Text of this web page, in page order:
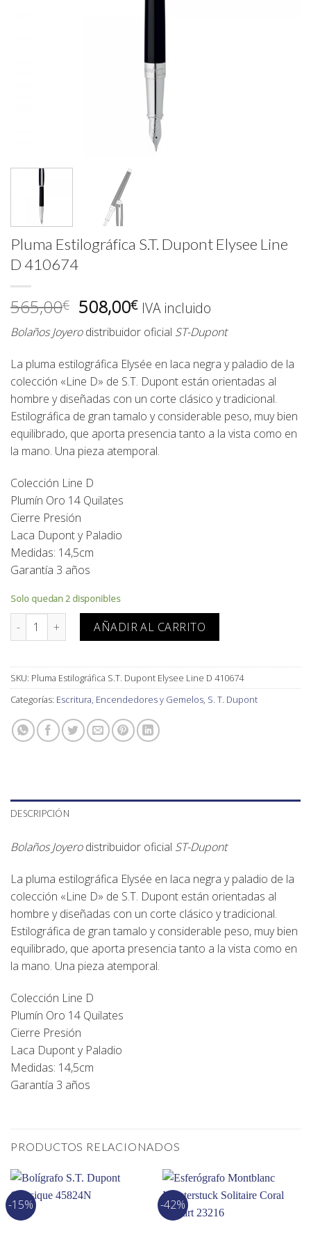
Pluma Estilográfica S.T. Dupont Elysee Line
D 410674
565,00€ El
precio
original
era:
565,00€.
508,00€El
precio
actual
es:
508,00€.
IVA incluido
Bolaños Joyerodistribuidor oficial ST-Dupont
La pluma estilográfica Elysée en laca negra y paladio de la
colección «Line D» de S.T. Dupont están orientadas al
hombre y diseñadas con un corte clásico y tradicional.
Estilográfica de gran tamalo y considerable peso, muy bien
equilibrado, que aporta presencia tanto a la vista como en
la mano. Una pieza atemporal.
Colección Line D
Plumín Oro 14 Quilates
Cierre Presión
Laca Dupont y Paladio
Medidas: 14,5cm
Garantía 3 años
Solo quedan 2 disponibles
Pluma Estilográfica S.T. Dupont Elysee Line D 410674 cantidad
AÑADIR AL CARRITO
SKU: Pluma Estilográfica S.T. Dupont Elysee Line D 410674
Categorías: Escritura, Encendedores y Gemelos, S. T. Dupont
DESCRIPCIÓN
Bolaños Joyerodistribuidor oficial ST-Dupont
La pluma estilográfica Elysée en laca negra y paladio de la
colección «Line D» de S.T. Dupont están orientadas al
hombre y diseñadas con un corte clásico y tradicional.
Estilográfica de gran tamalo y considerable peso, muy bien
equilibrado, que aporta presencia tanto a la vista como en
la mano. Una pieza atemporal.
Colección Line D
Plumín Oro 14 Quilates
Cierre Presión
Laca Dupont y Paladio
Medidas: 14,5cm
Garantía 3 años
PRODUCTOS RELACIONADOS
-15% -42%